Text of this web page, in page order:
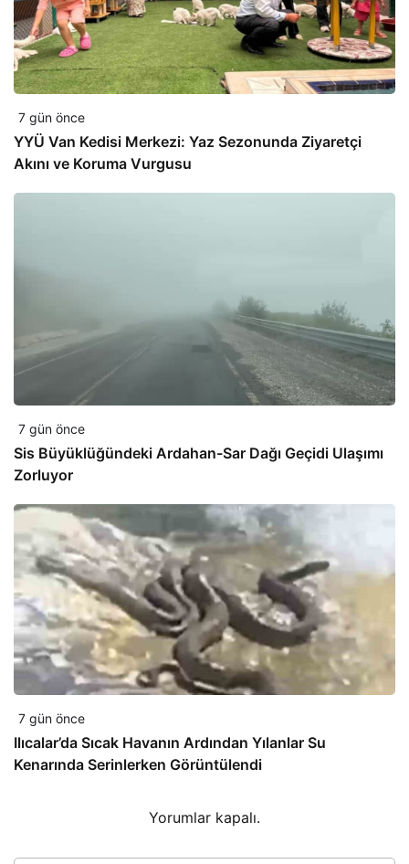
7 gün önce
YYÜ Van Kedisi Merkezi: Yaz Sezonunda Ziyaretçi
Akını ve Koruma Vurgusu
7 gün önce
Sis Büyüklüğündeki Ardahan-Sar Dağı Geçidi Ulaşımı
Zorluyor
7 gün önce
Ilıcalar’da Sıcak Havanın Ardından Yılanlar Su
Kenarında Serinlerken Görüntülendi
Yorumlar kapalı.